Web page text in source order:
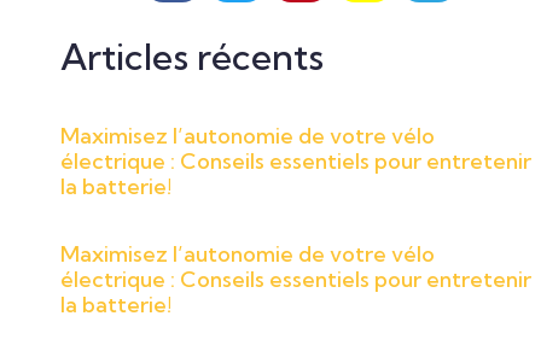
Articles récents
Maximisez l’autonomie de votre vélo
électrique : Conseils essentiels pour entretenir
la batterie!
Maximisez l’autonomie de votre vélo
électrique : Conseils essentiels pour entretenir
la batterie!